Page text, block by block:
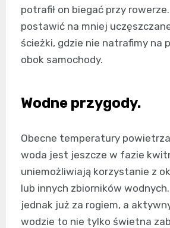
potrafił on biegać przy
postawić na mniej
ścieżki, gdzie nie natrafimy na
obok samochody.
Wodne przygody.
Obecne temperatury
woda jest jeszcze w fazie
uniemożliwiają korzystanie z
lub innych zbiorników
jednak już za rogiem, a
wodzie to nie tylko świetna